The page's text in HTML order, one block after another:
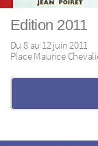
Edition 2011
Du 8 au 12 juin 2011
Place Maurice